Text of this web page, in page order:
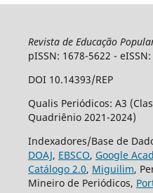
Revista de Educação
pISSN: 1678-5622 -
DOI 10.14393/REP
Qualis Periódicos: A3
Quadriênio 2021-2024)
Indexadores/Base de
DOAJ, EBSCO, Google
Catálogo 2.0, Miguilim,
Mineiro de Periódicos,